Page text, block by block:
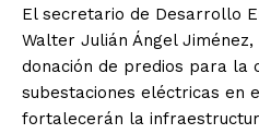
El secretario de Desarrollo
Walter Julián Ángel
donación de predios para la
subestaciones eléctricas en
fortalecerán la